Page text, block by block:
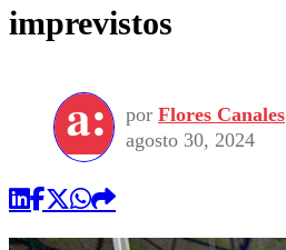
imprevistos
por Flores Canales
agosto 30, 2024